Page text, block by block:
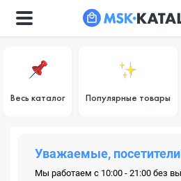
Весь каталог Популярные товары
Уважаемые,
Мы работаем с 10:00 - 21:00 без